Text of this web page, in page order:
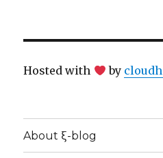
Hosted with by
About ξ-blog